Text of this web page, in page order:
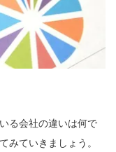
る会社の違いは何で
みていきましょう。